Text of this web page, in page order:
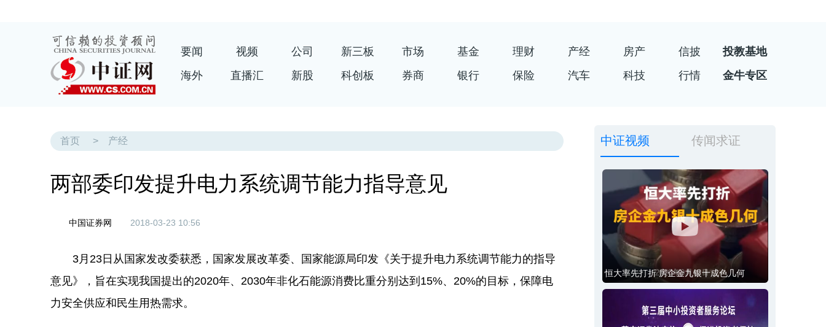
要闻 视频 公司 新三板 市场 基金 理财 产经 房产 信披
投教基地
海外
直播汇 新股 科创板 券商 银行 保险 汽车 科技 行情 金牛专区
首页 > 产经
两部委印发提升电力系统调节能力指导意见
中国证券网 2018-03-23 10:56
3月23日从国家发改委获悉，国家发展改革委、国家能源局印发《关于提升电力系统调节能力的指导
意见》，旨在实现我国提出的2020年、2030年非化石能源消费比重分别达到15%、20%的目标，保障电
力安全供应和民生用热需求。
中证视频 传闻求证
恒大率先打折 房企金九银十成色几何